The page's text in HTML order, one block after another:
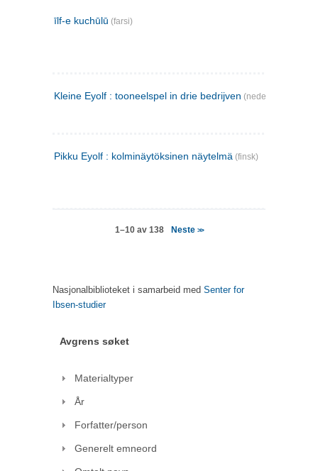
īlf-e kuchūlū (farsi)
Kleine Eyolf : tooneelspel in drie bedrijven (nederlandsk)
Pikku Eyolf : kolminäytöksinen näytelmä (finsk)
1–10 av 138 Neste >>
Nasjonalbiblioteket i samarbeid med Senter for
Ibsen-studier
Avgrens søket
Materialtyper
År
Forfatter/person
Generelt emneord